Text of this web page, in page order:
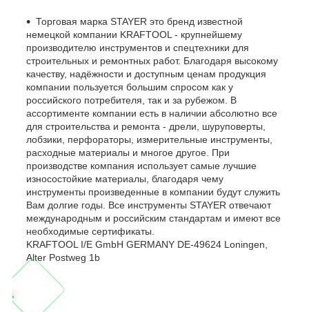
Торговая марка STAYER это бренд известной
немецкой компании KRAFTOOL - крупнейшему
производителю инструментов и спецтехники для
строительных и ремонтных работ. Благодаря высокому
качеству, надёжности и доступным ценам продукция
компании пользуется большим спросом как у
российского потребителя, так и за рубежом. В
ассортименте компании есть в наличии абсолютно все
для строительства и ремонта - дрели, шуруповерты,
лобзики, перфораторы, измерительные инструменты,
расходные материалы и многое другое. При
производстве компания использует самые лучшие
износостойкие материалы, благодаря чему
инструменты произведенные в компании будут служить
Вам долгие годы. Все инструменты STAYER отвечают
международным и российским стандартам и имеют все
необходимые сертификаты.
KRAFTOOL I/E GmbH GERMANY DE-49624 Loningen,
Alter Postweg 1b